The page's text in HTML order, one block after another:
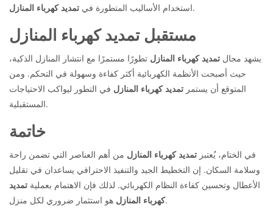
استخدام الأساليب المتطورة في تمديد كهرباء المنازل .
مستقبل تمديد كهرباء المنازل
يشهد مجال تمديد كهرباء المنازل تطورًا مستمرًا مع انتشار المنازل الذكية،
حيث أصبحت الأنظمة الكهربائية أكثر كفاءة وسهولة في التحكم. ومن
المتوقع أن يستمر تمديد كهرباء المنازل في التطور ليواكب الاحتياجات
المستقبلية.
خاتمة
في الختام، يُعتبر تمديد كهرباء المنازل من أهم العناصر التي تضمن راحة
وسلامة السكان. إن التخطيط الجيد والتنفيذ الاحترافي يساعدان في تقليل
الأعطال وتحسين كفاءة النظام الكهربائي. لذلك فإن الاهتمام بعملية تمديد
كهرباء المنازلهو استثمار ضروري لكل منزل.